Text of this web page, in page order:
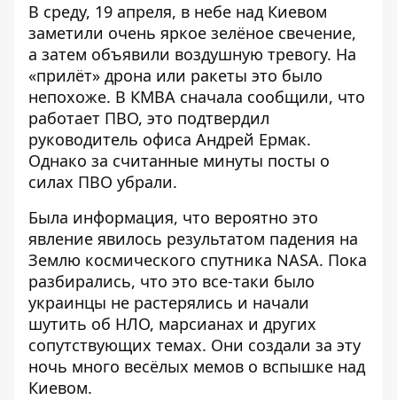
В среду, 19 апреля, в небе над Киевом
заметили очень яркое зелёное свечение,
а затем объявили воздушную тревогу. На
«прилёт» дрона или ракеты это было
непохоже. В КМВА сначала сообщили, что
работает ПВО, это подтвердил
руководитель офиса Андрей Ермак.
Однако за считанные минуты посты о
силах ПВО убрали.
Была информация, что вероятно это
явление явилось результатом падения на
Землю космического спутника NASA. Пока
разбирались, что это все-таки было
украинцы не растерялись и начали
шутить об НЛО, марсианах и других
сопутствующих темах. Они создали за эту
ночь много весёлых мемов о вспышке над
Киевом.